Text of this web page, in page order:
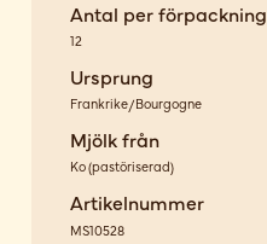
Antal per förpackning
12
Ursprung
Frankrike/Bourgogne
Mjölk från
Ko(pastöriserad)
Artikelnummer
MS10528